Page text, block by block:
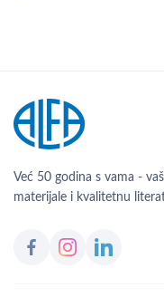
Već 50 godina s vama -
materijale i kvalitetnu